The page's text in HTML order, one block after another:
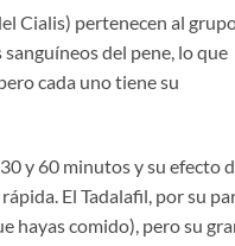
Cialis) pertenecen al
del pene, lo que
cada uno tiene su
y 60 minutos y su efecto
El Tadalafil, por su
hayas comido), pero su